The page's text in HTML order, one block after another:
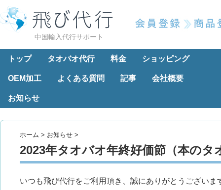
中国輸入代行サポート
トップ タオバオ代行 料金 ショッピング
OEM加工 よくある質問 記事 会社概要
お知らせ
ホーム > お知らせ >
2023年タオバオ年終好価節（本のタ
いつも飛び代行をご利用頂き、誠にありがとうございま